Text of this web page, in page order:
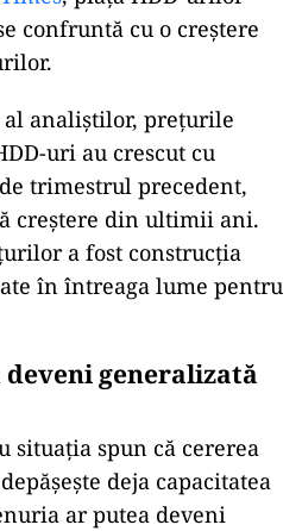
confruntă cu o creștere
analiștilor, prețurile
uri au crescut cu
trimestrul precedent,
creștere din ultimii ani.
a fost construcția
în întreaga lume pentru
generalizată
situația spun că cererea
deja capacitatea
ar putea deveni